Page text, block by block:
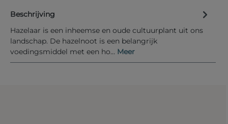
Informeer mij bij nieuwe voorraad
Beschrijving
Hazelaar is een inheemse en oude cultuurplant uit ons
landschap. De hazelnoot is een belangrijk
voedingsmiddel met een ho… Meer